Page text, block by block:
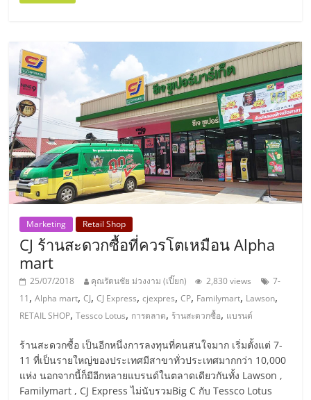
ลงทุน
และ
ขยาย
สา
ขา
แฟ
รน
ไชส์,
ศูนย์
รวม
รน
ไชส์
พร้อม
ทำเล
ร้าน
ปรึกษา
ฟรี,
บริการ
Marketing Retail Shop
CJ ร้านสะดวกซื้อที่ควรโตเหมือน Alpha
mart
25/07/2018 คุณรัตนชัย ม่วงงาม (เปี๊ยก) 2,830 views
7-
11,Alpha mart,CJ,CJ Express,cjexpres,CP, Familymart, Lawson,
RETAIL SHOP,Tessco Lotus, การตลาด, ร้านสะดวกซื้อ, แบรนด์
ร้านสะดวกซื้อ เป็นอีกหนึ่งการลงทุนที่คนสนใจมาก เริ่มตั้งแต่ 7-
11 ที่เป็นรายใหญ่ของประเทศมีสาขาทั่วประเทศมากกว่า 10,000
แห่ง นอกจากนี้ก็มีอีกหลายแบรนด์ในตลาดเดียวกันทั้ง Lawson ,
Familymart , CJ Express ไม่นับรวมBig C กับ Tessco Lotus